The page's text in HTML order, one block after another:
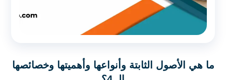
ما هي الأصول الثابتة وأنواعها وأهميتها وخصائصها